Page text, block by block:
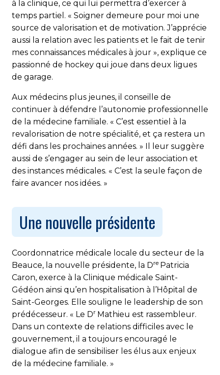
à la clinique, ce qui lui permettra d’exercer à
temps partiel. « Soigner demeure pour moi une
source de valorisation et de motivation. J’apprécie
aussi la relation avec les patients et le fait de tenir
mes connaissances médicales à jour », explique ce
passionné de hockey qui joue dans deux ligues
de garage.
Aux médecins plus jeunes, il conseille de
continuer à défendre l’autonomie professionnelle
de la médecine familiale. « C’est essentiel à la
revalorisation de notre spécialité, et ça restera un
défi dans les prochaines années. » Il leur suggère
aussi de s’engager au sein de leur association et
des instances médicales. « C’est la seule façon de
faire avancer nos idées. »
Une nouvelle présidente
Coordonnatrice médicale locale du secteur de la
Beauce, la nouvelle présidente, la Dre Patricia
Caron, exerce à la Clinique médicale Saint-
Gédéon ainsi qu’en hospitalisation à l’Hôpital de
Saint-Georges. Elle souligne le leadership de son
prédécesseur. « Le Dr Mathieu est rassembleur.
Dans un contexte de relations difficiles avec le
gouvernement, il a toujours encouragé le
dialogue afin de sensibiliser les élus aux enjeux
de la médecine familiale. »